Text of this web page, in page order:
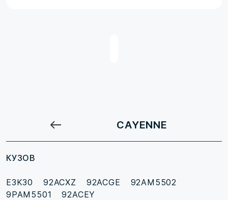
CAYENNE
КУЗОВ
E3K30 92ACXZ 92ACGE
92AM5502
9PAM5501
92ACEY